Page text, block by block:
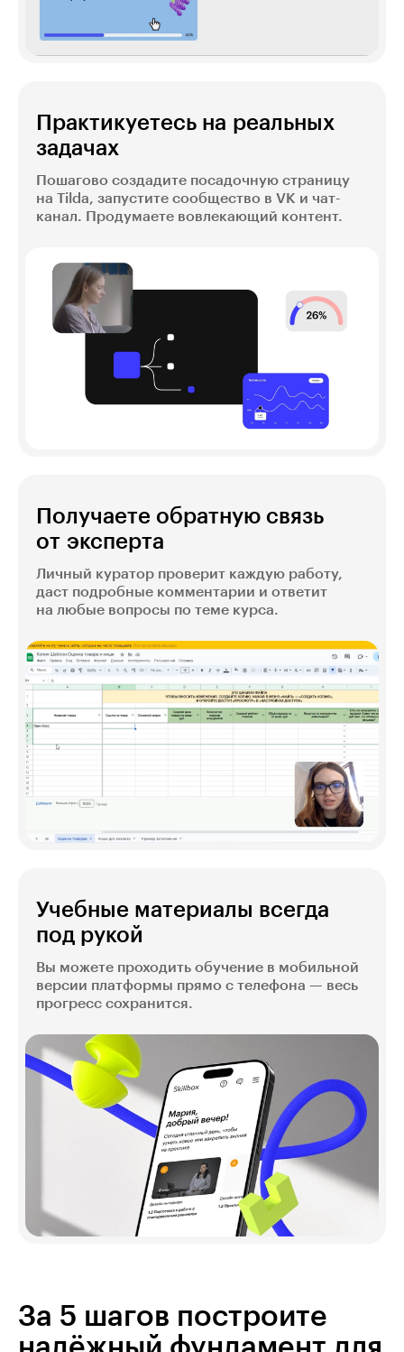
Практикуетесь на реальных
задачах
Пошагово создадите посадочную страницу
на Tilda, запустите сообщество в VK и чат-
канал. Продумаете вовлекающий контент.
Получаете обратную связь
от эксперта
Личный куратор проверит каждую работу,
даст подробные комментарии и ответит
на любые вопросы по теме курса.
Учебные материалы всегда
под рукой
Вы можете проходить обучение в мобильной
версии платформы прямо с телефона — весь
прогресс сохранится.
За 5 шагов построите